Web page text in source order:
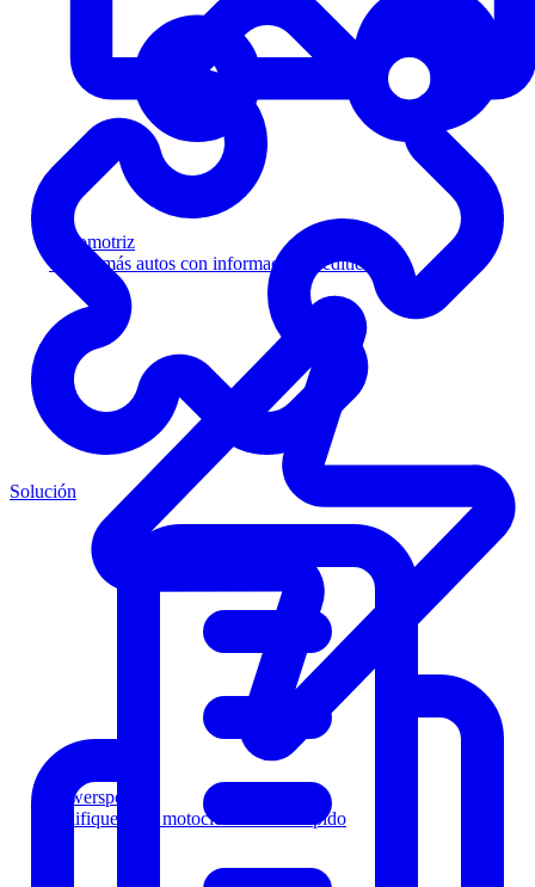
Automotriz
Venda más autos con información crediticia
Powersports
Califique a los motociclistas más rápido
Solución